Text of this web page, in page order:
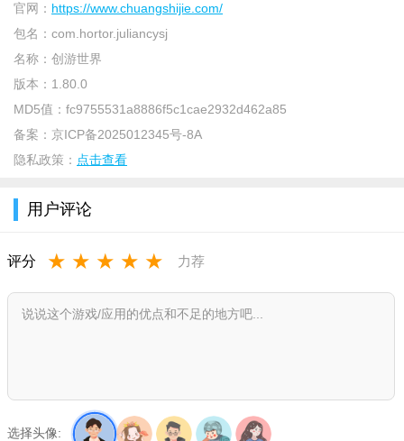
软件功能：
1、提供“单机闯关(复杂度★)”“单机RPG(★)”“单机塔防(★)”“联
2、无需代码，通过拖拽、点击即可设置游戏角色、场景、道
可调整动画速度、循环模式;
4、内置火焰、光影、粒子等基础特效，用户可直接添加至游
官网： https://www.chuangshijie.com/
包名： com.hortor.juliancysj
名称： 创游世界
版本： 1.80.0
MD5值： fc9755531a8886f5c1cae2932d462a85
备案： 京ICP备2025012345号-8A
隐私政策： 点击查看
用户评论
评分 ★ ★ ★ ★ ★ 力荐
选择头像: